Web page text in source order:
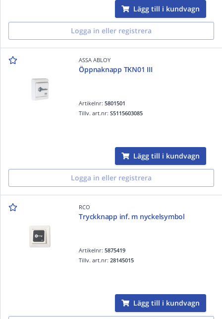
Lägg till i kundvagn
Logga in eller registrera
ASSA ABLOY
Öppnaknapp TKN01 III
Artikelnr:5801501
Tillv. art.nr:S5115603085
Lägg till i kundvagn
Logga in eller registrera
RCO
Tryckknapp inf. m nyckelsymbol
Artikelnr:5875419
Tillv. art.nr:28145015
Lägg till i kundvagn